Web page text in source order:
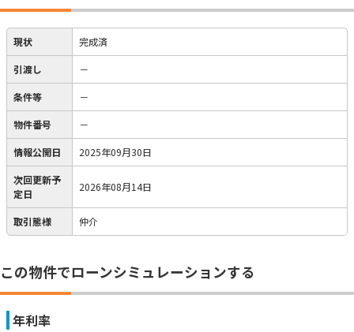
現状 完成済
引渡し －
条件等 －
物件番号 －
情報公開日 2025年09月30日
次回更新予
定日
2026年08月14日
取引態様 仲介
この物件でローンシミュレーションする
年利率